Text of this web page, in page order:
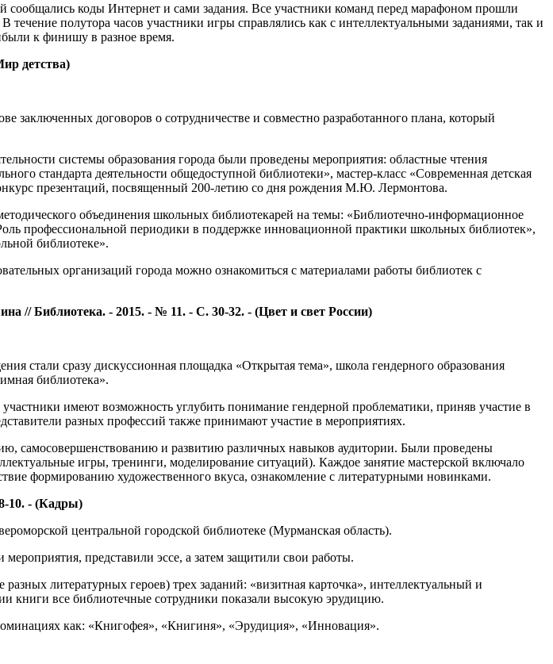
коды Интернет и сами задания. Все участники команд перед марафоном прошли
полутора часов участники игры справлялись как с интеллектуальными заданиями, так и
к финишу в разное время.
детства)
договоров о сотрудничестве и совместно разработанного плана, который
системы образования города были проведены мероприятия: областные чтения
стандарта деятельности общедоступной библиотеки», мастер-класс «Современная детская
презентаций, посвященный 200-летию со дня рождения М.Ю. Лермонтова.
объединения школьных библиотекарей на темы: «Библиотечно-информационное
профессиональной периодики в поддержке инновационной практики школьных библиотек»,
библиотеке».
организаций города можно ознакомиться с материалами работы библиотек с
// Библиотека. - 2015. - № 11. - С. 30-32. - (Цвет и свет России)
стали сразу дискуссионная площадка «Открытая тема», школа гендерного образования
библиотека».
имеют возможность углубить понимание гендерной проблематики, приняв участие в
разных профессий также принимают участие в мероприятиях.
самосовершенствованию и развитию различных навыков аудитории. Были проведены
игры, тренинги, моделирование ситуаций). Каждое занятие мастерской включало
формированию художественного вкуса, ознакомление с литературными новинками.
10. - (Кадры)
центральной городской библиотеке (Мурманская область).
представили эссе, а затем защитили свои работы.
литературных героев) трех заданий: «визитная карточка», интеллектуальный и
книги все библиотечные сотрудники показали высокую эрудицию.
как: «Книгофея», «Книгиня», «Эрудиция», «Инновация».